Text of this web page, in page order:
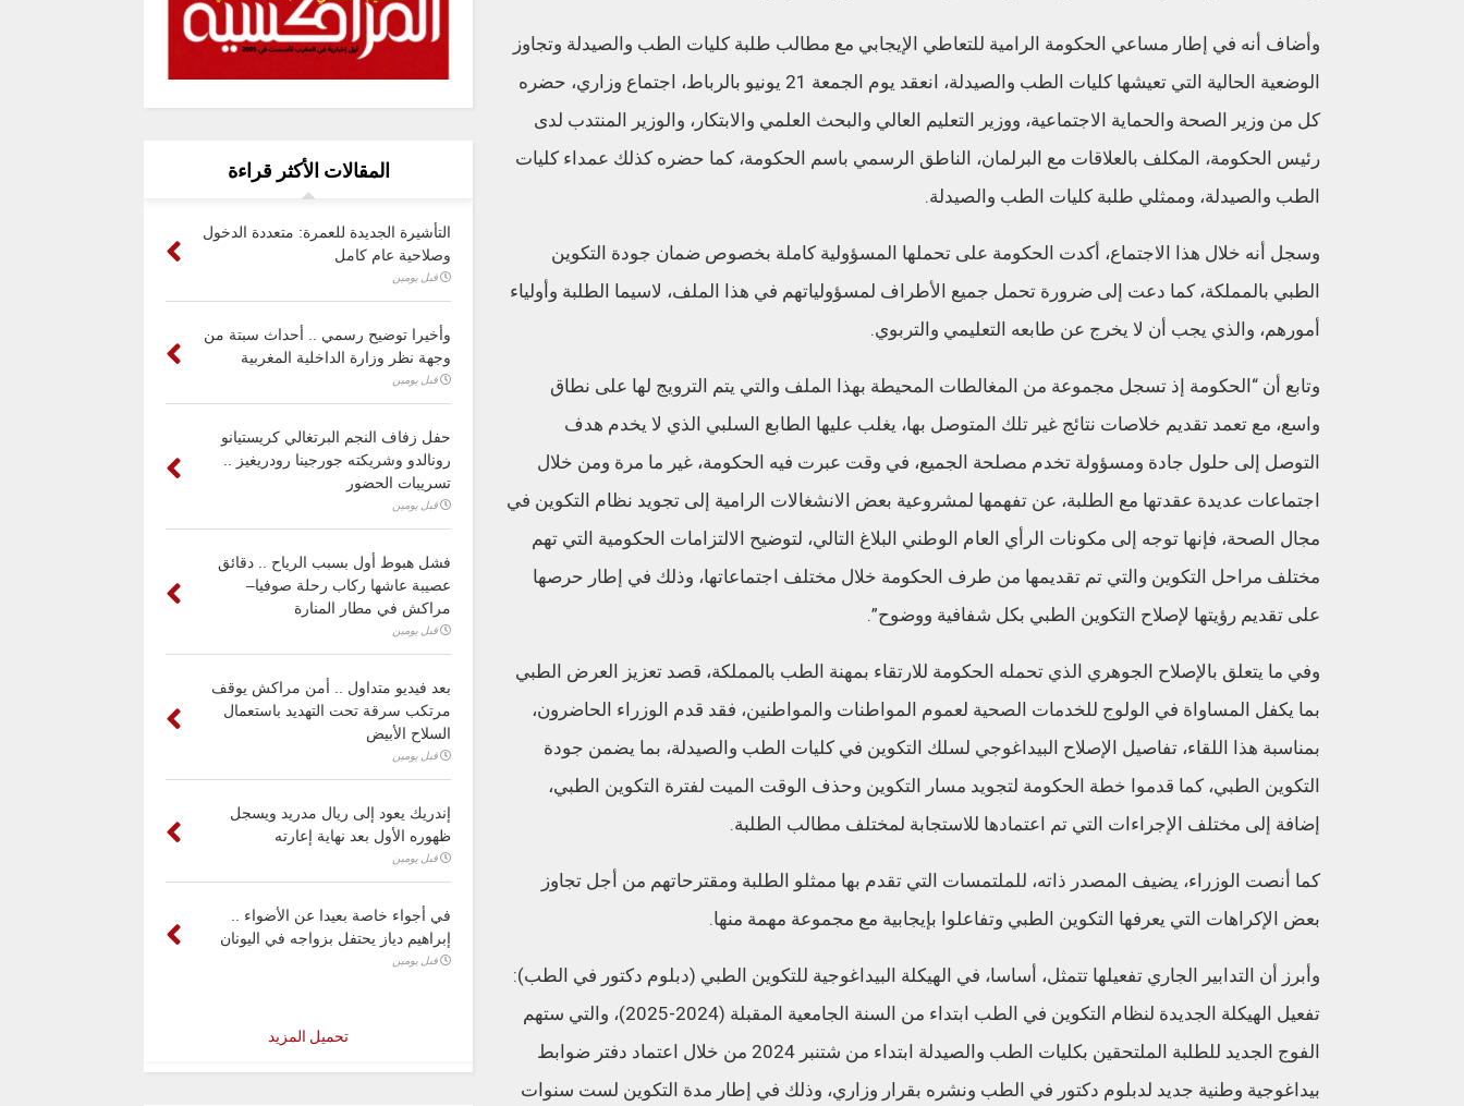
وأضاف أنه في إطار مساعي الحكومة الرامية للتعاطي الإيجابي مع مطالب طلبة كليات الطب والصيدلة وتجاوز
الوضعية الحالية التي تعيشها كليات الطب والصيدلة، انعقد يوم الجمعة 21 يونيو بالرباط، اجتماع وزاري، حضره
كل من وزير الصحة والحماية الاجتماعية، ووزير التعليم العالي والبحث العلمي والابتكار، والوزير المنتدب لدى
رئيس الحكومة، المكلف بالعلاقات مع البرلمان، الناطق الرسمي باسم الحكومة، كما حضره كذلك عمداء كليات
الطب والصيدلة، وممثلي طلبة كليات الطب والصيدلة.
وسجل أنه خلال هذا الاجتماع، أكدت الحكومة على تحملها المسؤولية كاملة بخصوص ضمان جودة التكوين
الطبي بالمملكة، كما دعت إلى ضرورة تحمل جميع الأطراف لمسؤولياتهم في هذا الملف، لاسيما الطلبة وأولياء
أمورهم، والذي يجب أن لا يخرج عن طابعه التعليمي والتربوي.
وتابع أن “الحكومة إذ تسجل مجموعة من المغالطات المحيطة بهذا الملف والتي يتم الترويج لها على نطاق
واسع، مع تعمد تقديم خلاصات نتائج غير تلك المتوصل بها، يغلب عليها الطابع السلبي الذي لا يخدم هدف
التوصل إلى حلول جادة ومسؤولة تخدم مصلحة الجميع، في وقت عبرت فيه الحكومة، غير ما مرة ومن خلال
اجتماعات عديدة عقدتها مع الطلبة، عن تفهمها لمشروعية بعض الانشغالات الرامية إلى تجويد نظام التكوين في
مجال الصحة، فإنها توجه إلى مكونات الرأي العام الوطني البلاغ التالي، لتوضيح الالتزامات الحكومية التي تهم
مختلف مراحل التكوين والتي تم تقديمها من طرف الحكومة خلال مختلف اجتماعاتها، وذلك في إطار حرصها
على تقديم رؤيتها لإصلاح التكوين الطبي بكل شفافية ووضوح”.
وفي ما يتعلق بالإصلاح الجوهري الذي تحمله الحكومة للارتقاء بمهنة الطب بالمملكة، قصد تعزيز العرض الطبي
بما يكفل المساواة في الولوج للخدمات الصحية لعموم المواطنات والمواطنين، فقد قدم الوزراء الحاضرون،
بمناسبة هذا اللقاء، تفاصيل الإصلاح البيداغوجي لسلك التكوين في كليات الطب والصيدلة، بما يضمن جودة
التكوين الطبي، كما قدموا خطة الحكومة لتجويد مسار التكوين وحذف الوقت الميت لفترة التكوين الطبي،
إضافة إلى مختلف الإجراءات التي تم اعتمادها للاستجابة لمختلف مطالب الطلبة.
كما أنصت الوزراء، يضيف المصدر ذاته، للملتمسات التي تقدم بها ممثلو الطلبة ومقترحاتهم من أجل تجاوز
بعض الإكراهات التي يعرفها التكوين الطبي وتفاعلوا بإيجابية مع مجموعة مهمة منها.
وأبرز أن التدابير الجاري تفعيلها تتمثل، أساسا، في الهيكلة البيداغوجية للتكوين الطبي (دبلوم دكتور في الطب):
تفعيل الهيكلة الجديدة لنظام التكوين في الطب ابتداء من السنة الجامعية المقبلة (2024-2025)، والتي ستهم
الفوج الجديد للطلبة الملتحقين بكليات الطب والصيدلة ابتداء من شتنبر 2024 من خلال اعتماد دفتر ضوابط
بيداغوجية وطنية جديد لدبلوم دكتور في الطب ونشره بقرار وزاري، وذلك في إطار مدة التكوين لست سنوات
المقالات الأكثر قراءة
التأشيرة الجديدة للعمرة: متعددة الدخول
وصلاحية عام كامل
قبل يومين
وأخيرا توضيح رسمي .. أحداث سبتة من
وجهة نظر وزارة الداخلية المغربية
قبل يومين
حفل زفاف النجم البرتغالي كريستيانو
رونالدو وشريكته جورجينا رودريغيز ..
تسريبات الحضور
قبل يومين
فشل هبوط أول بسبب الرياح .. دقائق
عصيبة عاشها ركاب رحلة صوفيا–
مراكش في مطار المنارة
قبل يومين
بعد فيديو متداول .. أمن مراكش يوقف
مرتكب سرقة تحت التهديد باستعمال
السلاح الأبيض
قبل يومين
إندريك يعود إلى ريال مدريد ويسجل
ظهوره الأول بعد نهاية إعارته
قبل يومين
في أجواء خاصة بعيدا عن الأضواء ..
إبراهيم دياز يحتفل بزواجه في اليونان
قبل يومين
تحميل المزيد